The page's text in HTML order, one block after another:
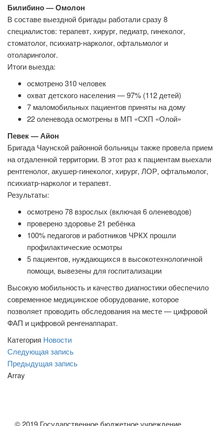
Билибино — Омолон
В составе выездной бригады работали сразу 8
специалистов: терапевт, хирург, педиатр, гинеколог,
стоматолог, психиатр-нарколог, офтальмолог и
отоларинголог.
Итоги выезда:
осмотрено 310 человек
охват детского населения — 97% (112 детей)
7 маломобильных пациентов приняты на дому
22 оленевода осмотрены в МП «СХП «Олой»
Певек — Айон
Бригада Чаунской районной больницы также провела прием
на отдаленной территории. В этот раз к пациентам выехали
рентгенолог, акушер-гинеколог, хирург, ЛОР, офтальмолог,
психиатр-нарколог и терапевт.
Результаты:
осмотрено 78 взрослых (включая 6 оленеводов)
проверено здоровье 21 ребёнка
100% педагогов и работников ЧРКХ прошли
профилактические осмотры
5 пациентов, нуждающихся в высокотехнологичной
помощи, вывезены для госпитализации
Высокую мобильность и качество диагностики обеспечило
современное медицинское оборудование, которое
позволяет проводить обследования на месте — цифровой
ФАП и цифровой ренгенаппарат.
Категория Новости
Навигация
по
записям
Следующая записьСледующая
запись
Предыдущая записьПредыдущая
Array
© 2019 Государственное бюджетное учреждение